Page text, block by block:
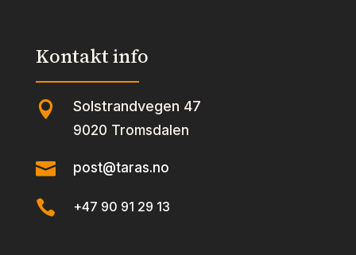
Kontakt info
 Solstrandvegen 47
9020 Tromsdalen
 post@taras.no
 +47 90 91 29 13